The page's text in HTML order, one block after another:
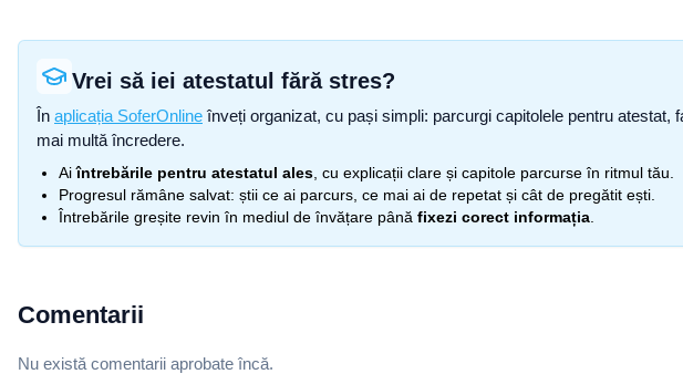
Vrei să iei atestatul fără stres?
În aplicația SoferOnline înveți organizat, cu pași simpli: parcurgi capitolele pentru
mai multă încredere.
Aiîntrebările pentru atestatul ales , cu explicații clare și capitole parcurse în ritmul tău.
Progresul rămâne salvat: știi ce ai parcurs, ce mai ai de repetat și cât de pregătit ești.
Întrebările greșite revin în mediul de învățare până fixezi corect informația
Comentarii
Nu există comentarii aprobate încă.